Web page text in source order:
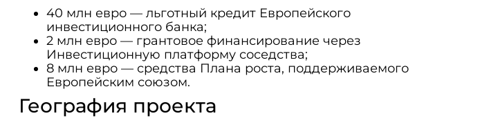
40 млн евро — льготный кредит Европейского
инвестиционного банка;
2 млн евро — грантовое финансирование через
Инвестиционную платформу соседства;
8 млн евро — средства Плана роста, поддерживаемого
Европейским союзом.
География проекта